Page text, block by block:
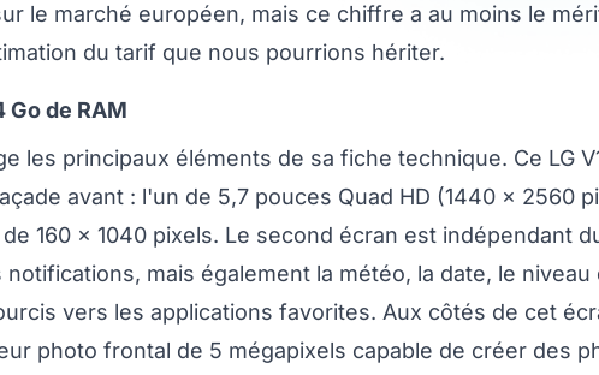
le marché européen, mais ce chiffre a au moins le
du tarif que nous pourrions hériter.
de RAM
les principaux éléments de sa fiche technique. Ce LG
avant : l'un de 5,7 pouces Quad HD (1440 x 2560
160 x 1040 pixels. Le second écran est indépendant
mais également la météo, la date, le niveau
vers les applications favorites. Aux côtés de cet
photo frontal de 5 mégapixels capable de créer des